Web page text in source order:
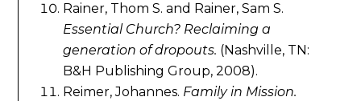
Rainer, Thom S. and Rainer, Sam S.
Essential Church? Reclaiming a
generation of dropouts. (Nashville, TN:
B&H Publishing Group, 2008).
Reimer, Johannes. Family in Mission.